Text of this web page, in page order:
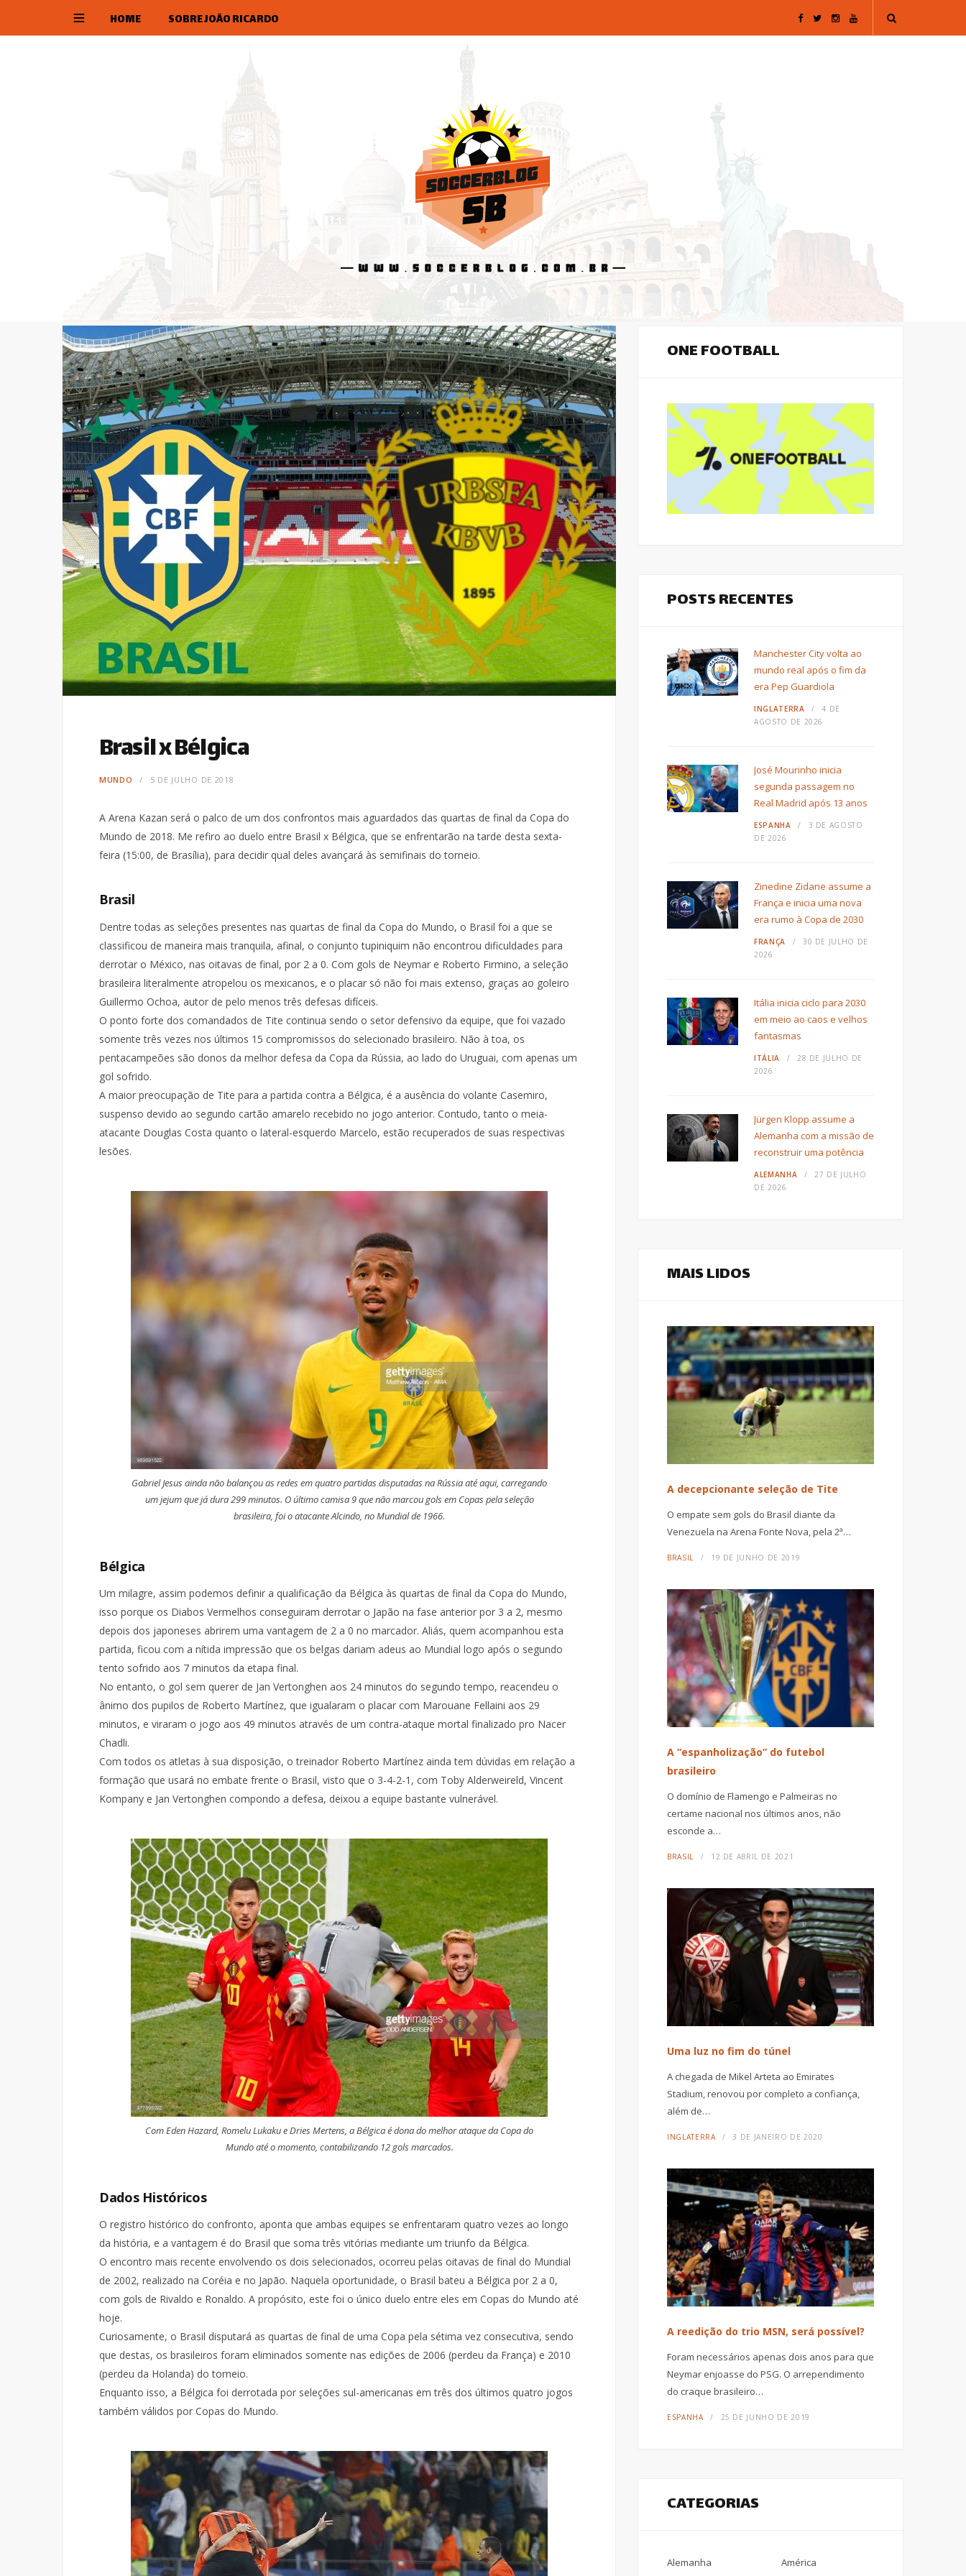
HOME SOBRE JOÃO RICARDO F
o
T
r
I
r
Y
Brasil x Bélgica
MUNDO 5 DE JULHO DE 2018
A Arena Kazan será o palco de um dos confrontos mais aguardados das quartas de final da Copa do
Mundo de 2018. Me refiro ao duelo entre Brasil x Bélgica, que se enfrentarão na tarde desta sexta-
feira (15:00, de Brasília), para decidir qual deles avançará às semifinais do torneio.
Brasil
Dentre todas as seleções presentes nas quartas de final da Copa do Mundo, o Brasil foi a que se
classificou de maneira mais tranquila, afinal, o conjunto tupiniquim não encontrou dificuldades para
derrotar o México, nas oitavas de final, por 2 a 0. Com gols de Neymar e Roberto Firmino, a seleção
brasileira literalmente atropelou os mexicanos, e o placar só não foi mais extenso, graças ao goleiro
Guillermo Ochoa, autor de pelo menos três defesas difíceis.
O ponto forte dos comandados de Tite continua sendo o setor defensivo da equipe, que foi vazado
somente três vezes nos últimos 15 compromissos do selecionado brasileiro. Não à toa, os
pentacampeões são donos da melhor defesa da Copa da Rússia, ao lado do Uruguai, com apenas um
gol sofrido.
A maior preocupação de Tite para a partida contra a Bélgica, é a ausência do volante Casemiro,
suspenso devido ao segundo cartão amarelo recebido no jogo anterior. Contudo, tanto o meia-
atacante Douglas Costa quanto o lateral-esquerdo Marcelo, estão recuperados de suas respectivas
lesões.
Gabriel Jesus ainda não balançou as redes em quatro partidas disputadas na Rússia até aqui, carregando
um jejum que já dura 299 minutos. O último camisa 9 que não marcou gols em Copas pela seleção
brasileira, foi o atacante Alcindo, no Mundial de 1966.
Bélgica
Um milagre, assim podemos definir a qualificação da Bélgica às quartas de final da Copa do Mundo,
isso porque os Diabos Vermelhos conseguiram derrotar o Japão na fase anterior por 3 a 2, mesmo
depois dos japoneses abrirem uma vantagem de 2 a 0 no marcador. Aliás, quem acompanhou esta
partida, ficou com a nítida impressão que os belgas dariam adeus ao Mundial logo após o segundo
tento sofrido aos 7 minutos da etapa final.
No entanto, o gol sem querer de Jan Vertonghen aos 24 minutos do segundo tempo, reacendeu o
ânimo dos pupilos de Roberto Martínez, que igualaram o placar com Marouane Fellaini aos 29
minutos, e viraram o jogo aos 49 minutos através de um contra-ataque mortal finalizado pro Nacer
Chadli.
Com todos os atletas à sua disposição, o treinador Roberto Martínez ainda tem dúvidas em relação a
formação que usará no embate frente o Brasil, visto que o 3-4-2-1, com Toby Alderweireld, Vincent
Kompany e Jan Vertonghen compondo a defesa, deixou a equipe bastante vulnerável.
Com Eden Hazard, Romelu Lukaku e Dries Mertens, a Bélgica é dona do melhor ataque da Copa do
Mundo até o momento, contabilizando 12 gols marcados.
Dados Históricos
O registro histórico do confronto, aponta que ambas equipes se enfrentaram quatro vezes ao longo
da história, e a vantagem é do Brasil que soma três vitórias mediante um triunfo da Bélgica.
O encontro mais recente envolvendo os dois selecionados, ocorreu pelas oitavas de final do Mundial
de 2002, realizado na Coréia e no Japão. Naquela oportunidade, o Brasil bateu a Bélgica por 2 a 0,
com gols de Rivaldo e Ronaldo. A propósito, este foi o único duelo entre eles em Copas do Mundo até
hoje.
Curiosamente, o Brasil disputará as quartas de final de uma Copa pela sétima vez consecutiva, sendo
que destas, os brasileiros foram eliminados somente nas edições de 2006 (perdeu da França) e 2010
(perdeu da Holanda) do torneio.
Enquanto isso, a Bélgica foi derrotada por seleções sul-americanas em três dos últimos quatro jogos
também válidos por Copas do Mundo.
ONE FOOTBALL
POSTS RECENTES
Manchester City volta ao
mundo real após o fim da
era Pep Guardiola
INGLATERRA
4 DE
AGOSTO DE 2026
José Mourinho inicia
segunda passagem no
Real Madrid após 13 anos
ESPANHA
3 DE AGOSTO
DE 2026
Zinedine Zidane assume a
França e inicia uma nova
era rumo à Copa de 2030
FRANÇA
30 DE JULHO DE
2026
Itália inicia ciclo para 2030
em meio ao caos e velhos
fantasmas
ITÁLIA
28 DE JULHO DE
2026
Jürgen Klopp assume a
Alemanha com a missão de
reconstruir uma potência
ALEMANHA
27 DE JULHO
DE 2026
MAIS LIDOS
A decepcionante seleção de Tite
O empate sem gols do Brasil diante da
Venezuela na Arena Fonte Nova, pela 2ª…
BRASIL 19 DE JUNHO DE 2019
A “espanholização” do futebol
brasileiro
O domínio de Flamengo e Palmeiras no
certame nacional nos últimos anos, não
esconde a…
BRASIL 12 DE ABRIL DE 2021
Uma luz no fim do túnel
A chegada de Mikel Arteta ao Emirates
Stadium, renovou por completo a confiança,
além de…
INGLATERRA 3 DE JANEIRO DE 2020
A reedição do trio MSN, será possível?
Foram necessários apenas dois anos para que
Neymar enjoasse do PSG. O arrependimento
do craque brasileiro…
ESPANHA 25 DE JUNHO DE 2019
CATEGORIAS
Alemanha América